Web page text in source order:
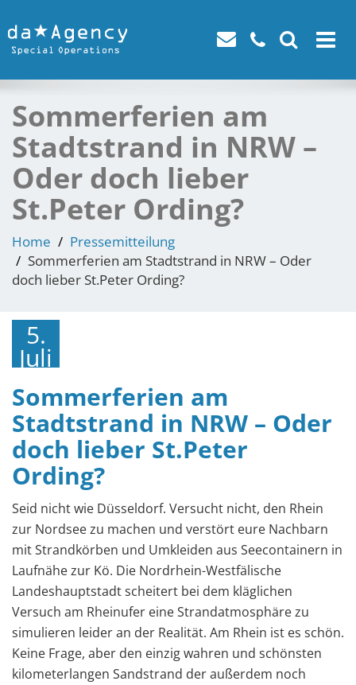
Toggle
Sommerferien am
Stadtstrand in NRW –
Oder doch lieber
St.Peter Ording?
Home
Pressemitteilung
Sommerferien am Stadtstrand in NRW – Oder
doch lieber St.Peter Ording?
5.
Juli
2019
Sommerferien am
Stadtstrand in NRW – Oder
doch lieber St.Peter
Ording?
Seid nicht wie Düsseldorf. Versucht nicht, den Rhein
zur Nordsee zu machen und verstört eure Nachbarn
mit Strandkörben und Umkleiden aus Seecontainern in
Laufnähe zur Kö. Die Nordrhein-Westfälische
Landeshauptstadt scheitert bei dem kläglichen
Versuch am Rheinufer eine Strandatmosphäre zu
simulieren leider an der Realität. Am Rhein ist es schön.
Keine Frage, aber den einzig wahren und schönsten
kilometerlangen Sandstrand der außerdem noch